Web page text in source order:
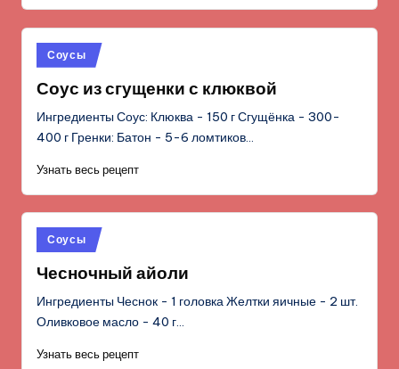
Опубликовано
в
Соусы
Соус из сгущенки с клюквой
Ингредиенты Соус: Клюква - 150 г Сгущёнка - 300-
400 г Гренки: Батон - 5-6 ломтиков…
Узнать весь рецепт
Опубликовано
в
Соусы
Чесночный айоли
Ингредиенты Чеснок - 1 головка Желтки яичные - 2 шт.
Оливковое масло - 40 г…
Узнать весь рецепт